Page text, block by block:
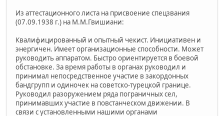
Из аттестационного листа на присвоение спецзвания
(07.09.1938 г.) на М.М.Гвишиани:
Квалифицированный и опытный чекист. Инициативен и
энергичен. Имеет организационные способности. Может
руководить аппаратом. Быстро ориентируется в боевой
обстановке. За время работы в органах руководил и
принимал непосредственное участие в закордонных
бандгрупп и одиночек на советско-турецкой границе.
Руководил разоружением ряда пограничных сел,
принимавших участие в повстанческом движении. В
связи с установленными нашими органами